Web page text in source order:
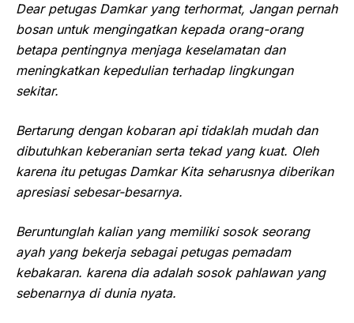
Dear petugas Damkar yang terhormat, Jangan pernah
bosan untuk mengingatkan kepada orang-orang
betapa pentingnya menjaga keselamatan dan
meningkatkan kepedulian terhadap lingkungan
sekitar.
Bertarung dengan kobaran api tidaklah mudah dan
dibutuhkan keberanian serta tekad yang kuat. Oleh
karena itu petugas Damkar Kita seharusnya diberikan
apresiasi sebesar-besarnya.
Beruntunglah kalian yang memiliki sosok seorang
ayah yang bekerja sebagai petugas pemadam
kebakaran. karena dia adalah sosok pahlawan yang
sebenarnya di dunia nyata.